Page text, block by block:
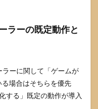
ラーの既定動作と
ーに関して「ゲームが
場合はそちらを優先
する」既定の動作が導入